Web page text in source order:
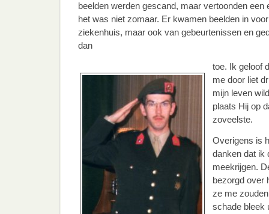
beelden werden gescand, maar vertoonden een
het was niet zomaar. Er kwamen beelden in
ziekenhuis, maar ook van gebeurtenissen en
dan
toe. Ik geloof
me door liet
mijn leven
plaats Hij op
zoveelste.
Overigens is
danken dat ik
meekrijgen.
bezorgd over
ze me
schade bleek